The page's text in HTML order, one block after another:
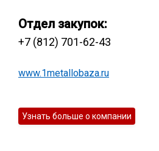
Катанка
Профлист
Отдел закупок:
+7 (812) 701-62-43
www.1metallobaza.ru
Узнать больше о компании